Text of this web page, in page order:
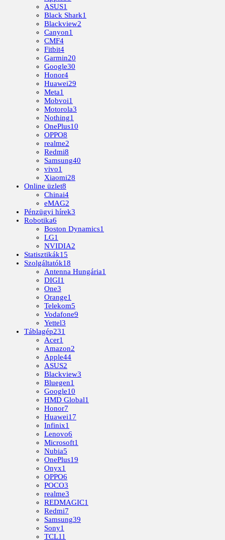
ASUS1
Black Shark1
Blackview2
Canyon1
CMF4
Fitbit4
Garmin20
Google30
Honor4
Huawei29
Meta1
Mobvoi1
Motorola3
Nothing1
OnePlus10
OPPO8
realme2
Redmi8
Samsung40
vivo1
Xiaomi28
Online üzlet8
Chinai4
eMAG2
Pénzügyi hírek3
Robotika6
Boston Dynamics1
LG1
NVIDIA2
Statisztikák15
Szolgáltatók18
Antenna Hungária1
DIGI1
One3
Orange1
Telekom5
Vodafone9
Yettel3
Táblagép231
Acer1
Amazon2
Apple44
ASUS2
Blackview3
Bluegen1
Google10
HMD Global1
Honor7
Huawei17
Infinix1
Lenovo6
Microsoft1
Nubia5
OnePlus19
Onyx1
OPPO6
POCO3
realme3
REDMAGIC1
Redmi7
Samsung39
Sony1
TCL11